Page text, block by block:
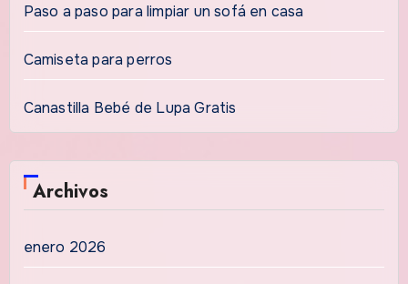
Paso a paso para limpiar un sofá en casa
Camiseta para perros
Canastilla Bebé de Lupa Gratis
Archivos
enero 2026